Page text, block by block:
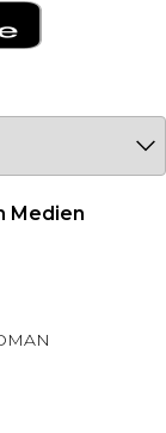
2026
Medien